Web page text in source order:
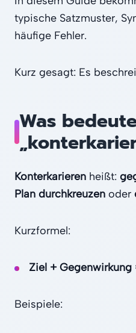
typische Satzmuster,
häufige Fehler.
Kurz gesagt: Es
Was
Konterkarieren heißt:
Plan durchkreuzen oder
Kurzformel:
Ziel +
Beispiele: